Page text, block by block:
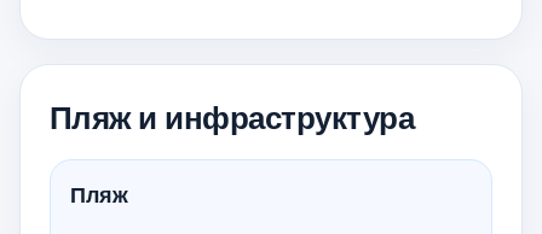
Пляж и инфраструктура
Пляж